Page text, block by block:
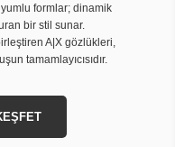
formlar; dinamik
bir stil sunar.
A|X gözlükleri,
tamamlayıcısıdır.